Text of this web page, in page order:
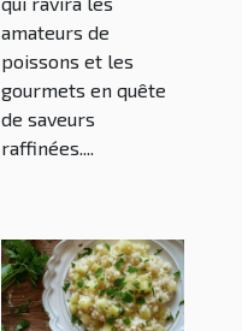
amateurs de
poissons et les
gourmets en quête
de saveurs
raffinées....